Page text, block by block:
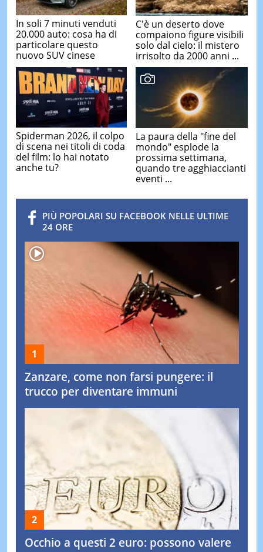
In soli 7 minuti venduti
20.000 auto: cosa ha di
particolare questo
nuovo SUV cinese
C'è un deserto dove
compaiono figure visibili
solo dal cielo: il mistero
irrisolto da 2000 anni ...
Spiderman 2026, il colpo
di scena nei titoli di coda
del film: lo hai notato
anche tu?
La paura della "fine del
mondo" esplode la
prossima settimana,
quando tre agghiaccianti
eventi ...
PIÙ POPOLARI SU FACEBOOK NELLE ULTIME
24 ORE
Zanzare, come non farsi pungere: il
trucco per diventare immuni
Occhio a questi 2 euro: possono valere